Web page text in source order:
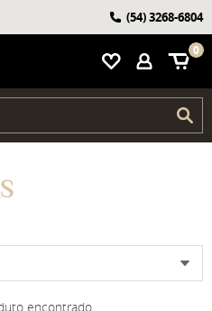
0
(54)3268-6804
encontrado.